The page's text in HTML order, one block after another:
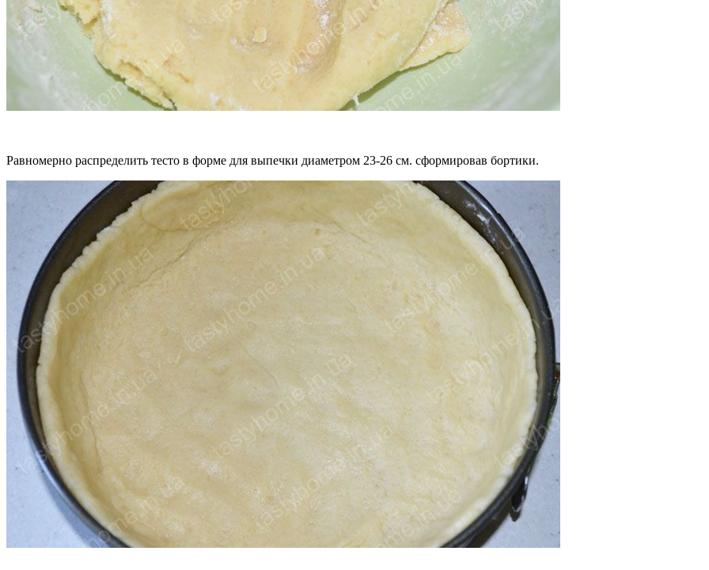
Равномерно распределить тесто в форме для выпечки диаметром 23-26 см. сформировав бортики.